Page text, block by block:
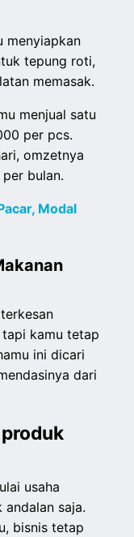
menyiapkan
tepung roti,
memasak.
menjual satu
per pcs.
omzetnya
bulan.
Modal
kamu tetap
ini dicari
dari
usaha
saja.
bisnis tetap